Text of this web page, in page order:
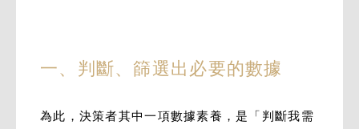
一、判斷、篩選出必要的數據
為此，決策者其中一項數據素養，是「判斷我需